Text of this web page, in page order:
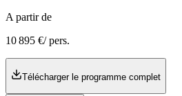
A partir de
10 895 €/ pers.
Télécharger le programme complet